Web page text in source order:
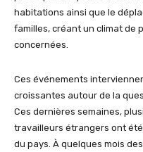
habitations ainsi que le
familles, créant un climat de
concernées.
Ces événements
croissantes autour de la
Ces dernières semaines,
travailleurs étrangers ont
du pays. À quelques mois